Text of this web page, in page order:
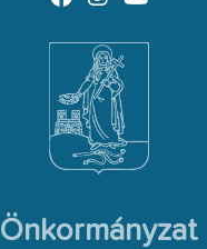
Önkormányzat